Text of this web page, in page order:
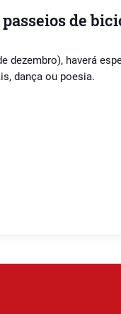
de
dezembro), haverá
dança ou poesia.